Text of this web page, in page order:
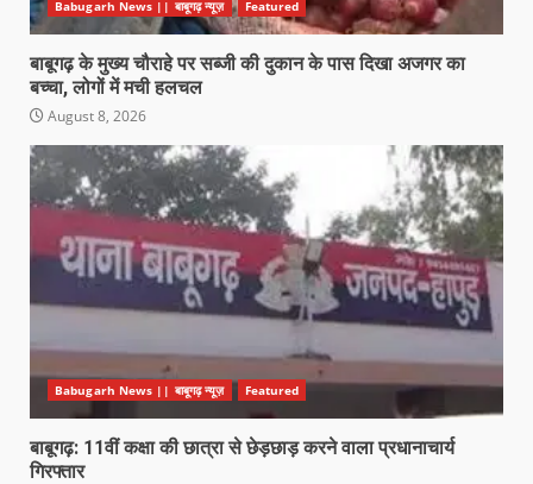
Babugarh News || बाबूगढ़ न्यूज़ Featured
बाबूगढ़ के मुख्य चौराहे पर सब्जी की दुकान के पास दिखा अजगर का
बच्चा, लोगों में मची हलचल
August 8, 2026
Babugarh News || बाबूगढ़ न्यूज़ Featured
बाबूगढ़: 11वीं कक्षा की छात्रा से छेड़छाड़ करने वाला प्रधानाचार्य
गिरफ्तार